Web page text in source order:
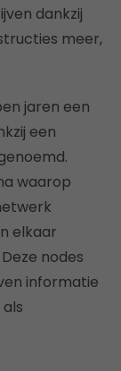
dankzij
meer,
jaren een
een
waarop
elkaar
nodes
informatie